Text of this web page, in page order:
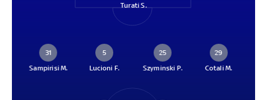
Turati S.
31
Sampirisi M.
5
Lucioni F.
25
Szyminski P.
29
Cotali M.